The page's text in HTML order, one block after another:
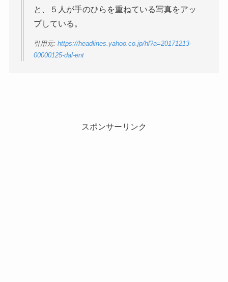
と、５人が手のひらを重ねている写真をアッ
プしている。
引用元: https://headlines.yahoo.co.jp/hl?a=20171213-
00000125-dal-ent
スポンサーリンク